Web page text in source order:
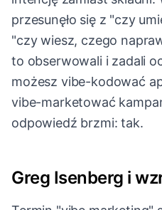
przesunęło się z "czy
"czy wiesz, czego
to obserwowali i zadali
możesz vibe-kodować
vibe-marketować
odpowiedź brzmi: tak.
Greg Isenberg i